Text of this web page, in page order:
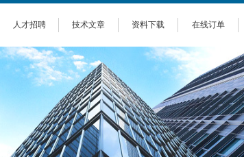
人才招聘 技术文章 资料下载 在线订单